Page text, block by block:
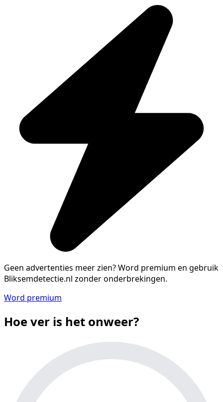
Geen advertenties meer zien?Word premium en gebruik
Bliksemdetectie.nl zonder onderbrekingen.
Word premium
Hoe ver is het onweer?